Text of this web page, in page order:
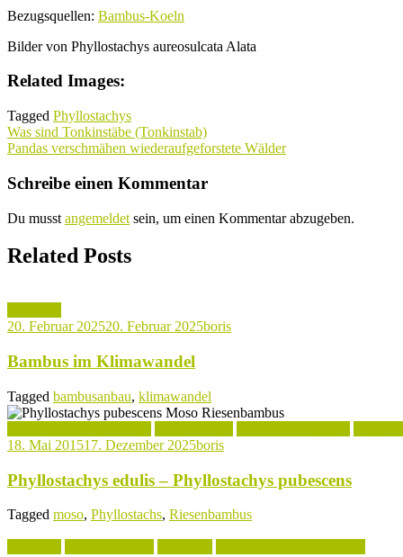
Bezugsquellen: Bambus-Koeln
Bilder von Phyllostachys aureosulcata Alata
Related Images:
Tagged Phyllostachys
Beitragsnavigation
Was sind Tonkinstäbe (Tonkinstab)
Pandas verschmähen wiederaufgeforstete Wälder
Schreibe einen Kommentar
Du musst angemeldet sein, um einen Kommentar abzugeben.
Related Posts
20. Februar 202520. Februar 2025boris
Bambus im Klimawandel
Tagged bambusanbau, klimawandel
18. Mai 201517. Dezember 2025boris
Phyllostachys edulis – Phyllostachys pubescens
Tagged moso, Phyllostachs, Riesenbambus